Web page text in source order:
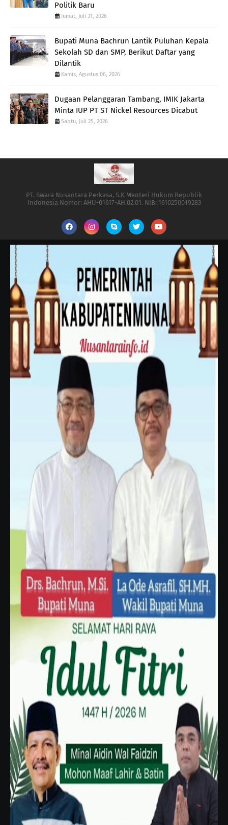
Politik Baru
Jumat, Juli 31, 2026
Bupati Muna Bachrun Lantik Puluhan Kepala
Sekolah SD dan SMP, Berikut Daftar yang
Dilantik
Kamis, Agustus 06, 2026
Dugaan Pelanggaran Tambang, IMIK Jakarta
Minta IUP PT ST Nickel Resources Dicabut
Sabtu, Juli 25, 2026
PT. Swara Nusantara Perkasa, S.K Menteri Hukum Republik
Indonesia Nomor: AHU-01617-AH.02.01. NIB: 1610250019283